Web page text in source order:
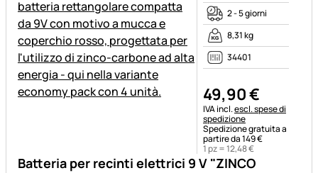
Batteria per recinti elettrici 9 V "ZINCO
2 - 5 giorni
8,31 kg
34401
49,90€
Informazioni fiscali:
IVA incl.escl. spese di
spedizione
Spedizione gratuita a
partire da 149 €
1 pz =12,48€